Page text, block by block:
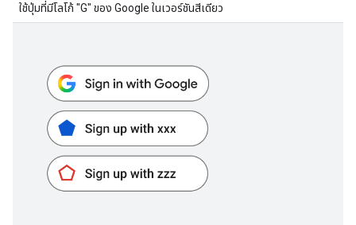
ใช้ปุ่มที่มีโลโก้ "G" ของ Google ในเวอร์ชันสีเดียว